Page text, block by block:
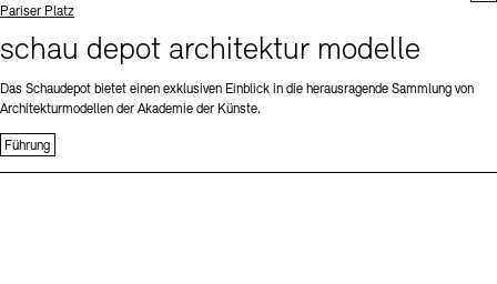
Standort
Pariser Platz
schau depot architektur modelle
Das Schaudepot bietet einen exklusiven Einblick in die herausragende Sammlung von
Architekturmodellen der Akademie der Künste.
Führung